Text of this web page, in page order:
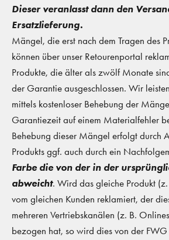
Dieser veranlasst dann den
Ersatzlieferung.
Mängel, die erst nach dem Tragen des
können über unser Retourenportal
Produkte, die älter als zwölf Monate
der Garantie ausgeschlossen. Wir
mittels kostenloser Behebung der
Garantiezeit auf einem Materialfehler
Behebung dieser Mängel erfolgt durch
Produkts ggf. auch durch ein
Farbe die von der in der
abweicht. Wird das gleiche Produkt (z.
vom gleichen Kunden reklamiert, der
mehreren Vertriebskanälen (z. B.
bezogen hat, so wird dies von der